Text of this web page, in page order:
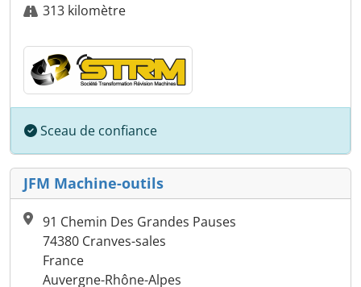
313 kilomètre
Sceau de confiance
JFM Machine-outils
91 Chemin Des Grandes Pauses
74380 Cranves-sales
France
Auvergne-Rhône-Alpes